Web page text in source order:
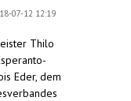
07-12 12:19
Thilo
Eder, dem